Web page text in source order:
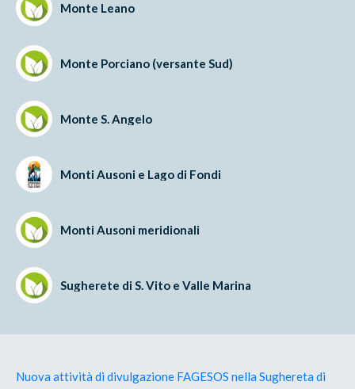
Monte Leano
Monte Porciano (versante Sud)
Monte S. Angelo
Monti Ausoni e Lago di Fondi
Monti Ausoni meridionali
Sugherete di S. Vito e Valle Marina
Nuova attività di divulgazione FAGESOS nella Sughereta di